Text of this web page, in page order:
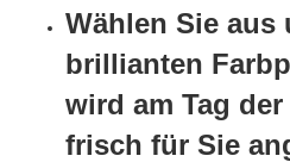
Wählen Sie aus
brillianten
wird am Tag
frisch für Sie